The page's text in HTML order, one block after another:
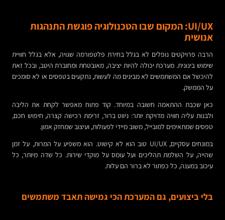
UI/UX: המקום שבו הטכנולוגיה פוגשת התנהגות
אנושית
הרבה פרויקטים נופלים לא בגלל בחירת פלטפורמה שגויה, אלא בגלל חוויית
שימוש בינונית. מערכת יכולה להיות יציבה, מאובטחת ומחוברת היטב, ובכל זאת
להיכשל אם המשתמשים לא מבינים מה לעשות, נתקעים בטפסים או לא סומכים
על הממשק.
כאן שכבת ההתאמה חשובה במיוחד. קוד פתוח מאפשר לקחת את הליבה
ולבנות עליה חוויה מדויקת יותר: ניווט ברור, זרימת רכישה קצרה, חיפוש חכם,
טפסים שמתאימים למובייל, משוב מיידי לפעולות, ועיצוב שמחזק אמון.
במונחים עסקיים, UI/UX טוב הוא לא קישוט. הוא משפיע על המרות, על זמן
שהייה, על השלמת תהליכים ועל עומס על מוקדי שירות. כל שדה מיותר, כל
עיכוב במענה, כל כפתור לא ברור הם עלות.
בלי ביצועים, גם המערכת הכי גמישה תאבד משתמשים